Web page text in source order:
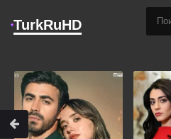
TurkRuHD